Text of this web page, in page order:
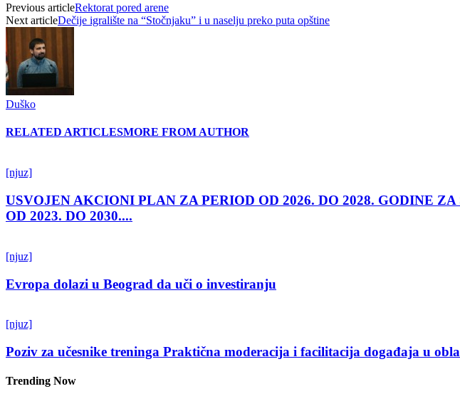
Previous articleRektorat pored arene
Next articleDečije igralište na “Stočnjaku” i u naselju preko puta opštine
Duško
RELATED ARTICLESMORE FROM AUTHOR
[njuz]
USVOJEN AKCIONI PLAN ZA PERIOD OD 2026. DO 2028. GODINE
OD 2023. DO 2030....
[njuz]
Evropa dolazi u Beograd da uči o investiranju
[njuz]
Poziv za učesnike treninga Praktična moderacija i facilitacija događaja u
Trending Now